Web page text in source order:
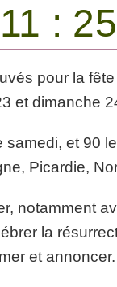
:
pour la
et dimanche
et 90
Picardie,
notamment
la
et annoncer.